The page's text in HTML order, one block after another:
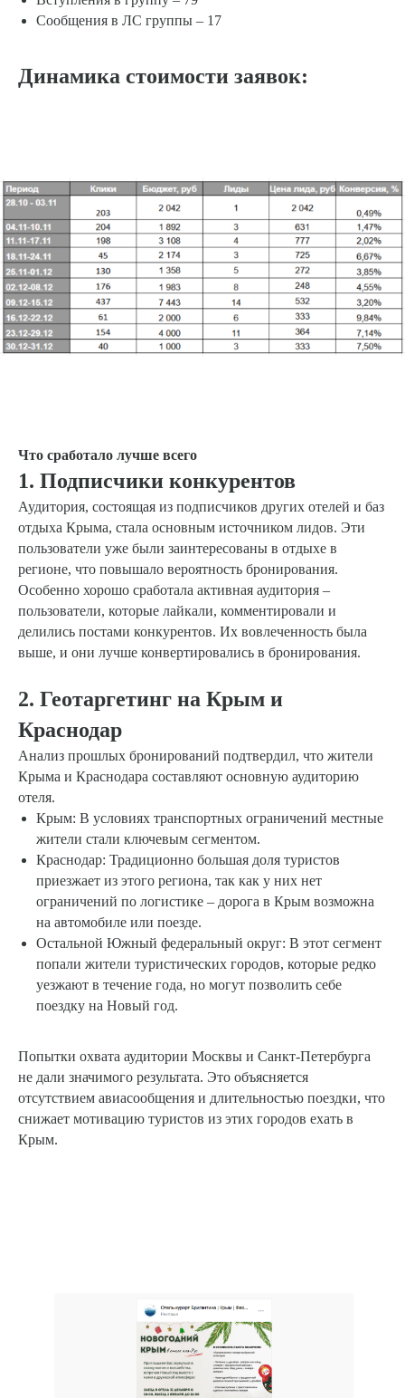
Сообщения в ЛС группы – 17
Динамика стоимости заявок:
Что сработало лучше всего
1. Подписчики конкурентов
Аудитория, состоящая из подписчиков других отелей и баз
отдыха Крыма, стала основным источником лидов. Эти
пользователи уже были заинтересованы в отдыхе в
регионе, что повышало вероятность бронирования.
Особенно хорошо сработала активная аудитория –
пользователи, которые лайкали, комментировали и
делились постами конкурентов. Их вовлеченность была
выше, и они лучше конвертировались в бронирования.
2. Геотаргетинг на Крым и
Краснодар
Анализ прошлых бронирований подтвердил, что жители
Крыма и Краснодара составляют основную аудиторию
отеля.
Крым: В условиях транспортных ограничений местные
жители стали ключевым сегментом.
Краснодар: Традиционно большая доля туристов
приезжает из этого региона, так как у них нет
ограничений по логистике – дорога в Крым возможна
на автомобиле или поезде.
Остальной Южный федеральный округ: В этот сегмент
попали жители туристических городов, которые редко
уезжают в течение года, но могут позволить себе
поездку на Новый год.
Попытки охвата аудитории Москвы и Санкт-Петербурга
не дали значимого результата. Это объясняется
отсутствием авиасообщения и длительностью поездки, что
снижает мотивацию туристов из этих городов ехать в
Крым.